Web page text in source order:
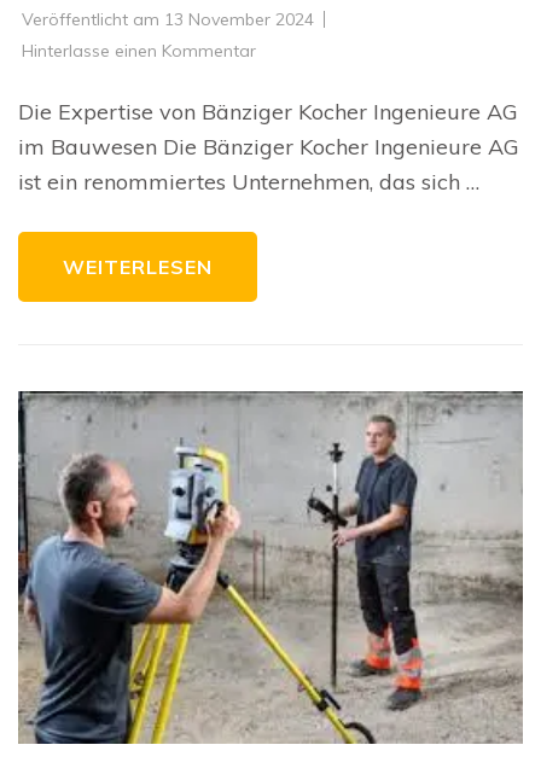
Veröffentlicht am 13 November 2024
Hinterlasse einen Kommentarzu
mit
Bänziger
Ingenieure
Qualität
vereint
Die Expertise von Bänziger Kocher Ingenieure AG
im Bauwesen Die Bänziger Kocher Ingenieure AG
ist ein renommiertes Unternehmen, das sich …
WEITERLESEN